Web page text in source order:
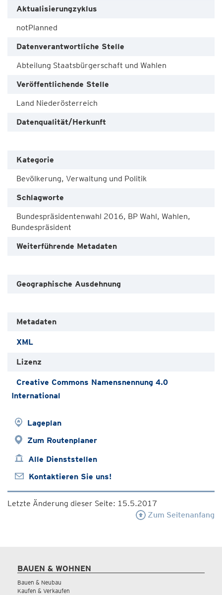
Aktualisierungzyklus
notPlanned
Datenverantwortliche Stelle
Abteilung Staatsbürgerschaft und Wahlen
Veröffentlichende Stelle
Land Niederösterreich
Datenqualität/Herkunft
Kategorie
Bevölkerung, Verwaltung und Politik
Schlagworte
Bundespräsidentenwahl 2016, BP Wahl, Wahlen,
Bundespräsident
Weiterführende Metadaten
Geographische Ausdehnung
Metadaten
XML
Lizenz
Creative Commons Namensnennung 4.0
International
Lageplan
Zum Routenplaner
Alle Dienststellen
Kontaktieren Sie uns!
Letzte Änderung dieser Seite: 15.5.2017
Zum Seitenanfang
BAUEN & WOHNEN
Bauen & Neubau
Kaufen & Verkaufen